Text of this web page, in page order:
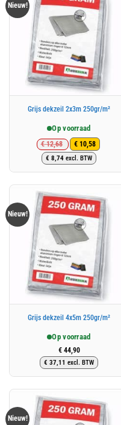
Nieuw!
Grijs dekzeil 2x3m 250gr/m²
Op voorraad
€12,68
Oorspronkelijke
prijs
was:
€ 10,58
Huidige
prijs
is:
€ 8,74 excl. BTW
Nieuw!
Grijs dekzeil 4x5m 250gr/m²
Op voorraad
€44,90
€ 37,11 excl. BTW
Nieuw!